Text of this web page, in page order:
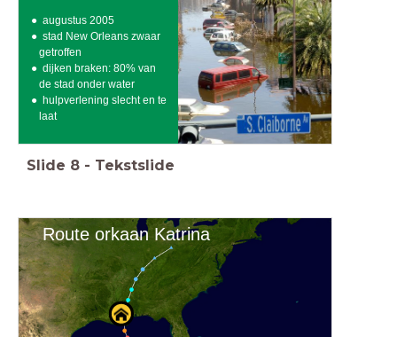
augustus 2005
stad New Orleans zwaar
getroffen
dijken braken: 80% van
de stad onder water
hulpverlening slecht en te
laat
Slide 8 - Tekstslide
Route orkaan Katrina